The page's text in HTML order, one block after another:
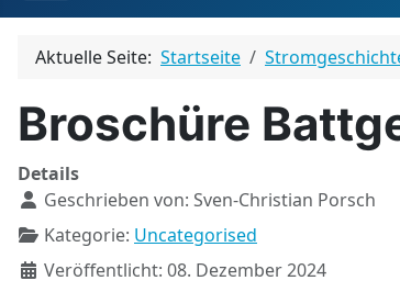
Aktuelle Seite: Startseite
Broschüre
Details
Geschrieben von: Sven-Christian Porsch
Kategorie: Uncategorised
Veröffentlicht: 08. Dezember 2024